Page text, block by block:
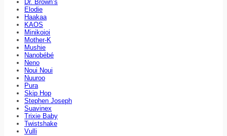
Dr. Brown’s
Elodie
Haakaa
KAOS
Minikoioi
Mother-K
Mushie
Nanobébé
Neno
Noui Noui
Nuuroo
Pura
Skip Hop
Stephen Joseph
Suavinex
Trixie Baby
Twistshake
Vulli